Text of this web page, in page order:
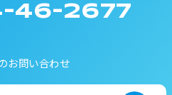
46-2677
お問い合わせ